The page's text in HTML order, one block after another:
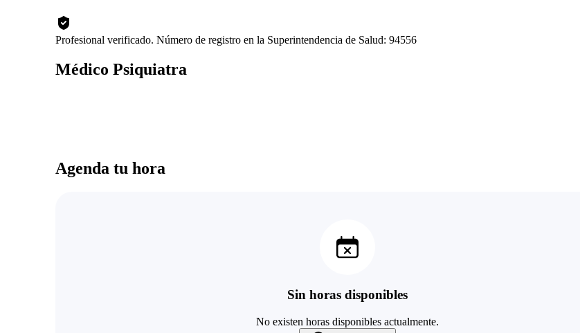
Profesional verificado. Número de registro en la Superintendencia de Salud: 94556
Médico Psiquiatra
Agenda tu hora
Sin horas disponibles
No existen horas disponibles actualmente.